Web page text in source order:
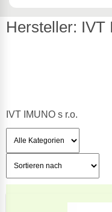
Hersteller: IVT
IVT IMUNO s r.o.